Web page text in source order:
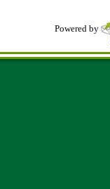
Powered by